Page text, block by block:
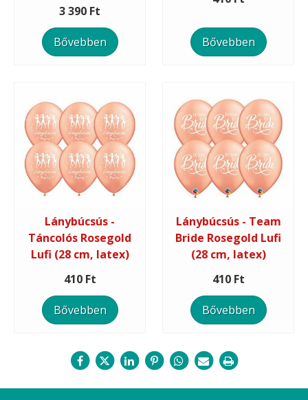
3 390 Ft
Bővebben Bővebben
Lánybúcsús -
Táncolós Rosegold
Lufi (28 cm, latex)
410 Ft
Bővebben
Lánybúcsús - Team
Bride Rosegold Lufi
(28 cm, latex)
410 Ft
Bővebben